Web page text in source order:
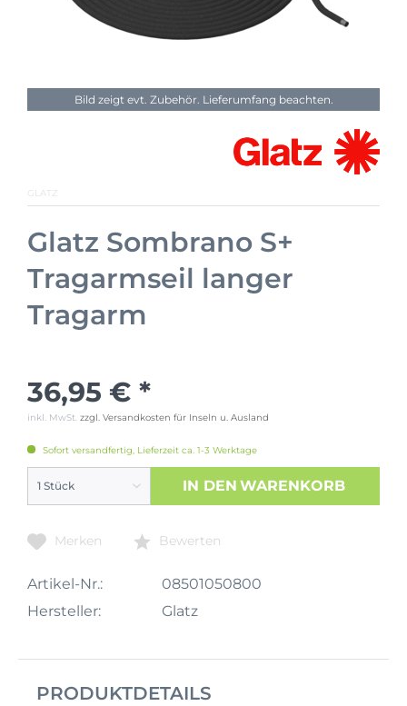
Bild zeigt evt. Zubehör. Lieferumfang beachten.
GLATZ
Glatz Sombrano S+
Tragarmseil langer
Tragarm
36,95 € *
inkl. MwSt. zzgl. Versandkosten für Inseln u. Ausland
Sofort versandfertig, Lieferzeit ca. 1-3 Werktage
IN DEN WARENKORB
Merken Bewerten
Artikel-Nr.:
08501050800
Hersteller:
Glatz
PRODUKTDETAILS